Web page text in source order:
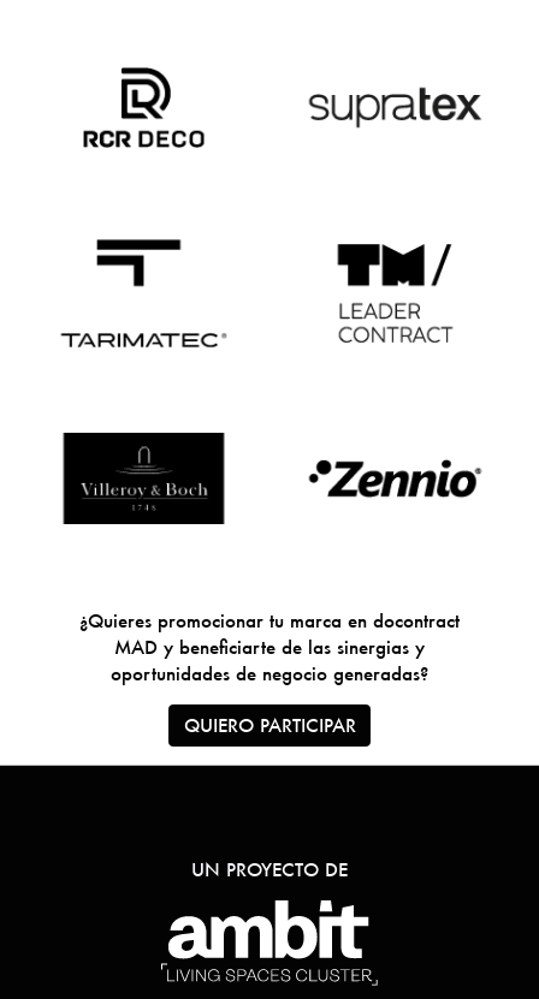
¿Quieres promocionar tu marca en docontract
MAD y beneficiarte de las sinergias y
oportunidades de negocio generadas?
QUIERO PARTICIPAR
UN PROYECTO DE